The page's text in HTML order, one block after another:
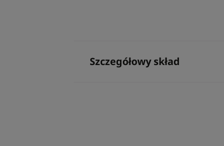
Szczegółowy skład